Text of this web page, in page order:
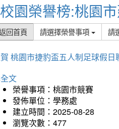
校園榮譽榜:桃園
回首頁 請選擇榮譽事項 請
桃園市捷豹盃五人制足球假日
文
榮譽事項：桃園市競賽
發佈單位：學務處
建立時間：2025-08-28
瀏覽次數：477